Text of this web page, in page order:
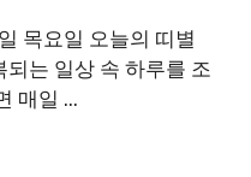
목요일 오늘의 띠별
는 일상 속 하루를 조
매일 ...